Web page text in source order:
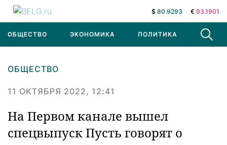
$ 80.9293 € 93.1901
ОБЩЕСТВО ЭКОНОМИКА ПОЛИТИКА В МИРЕ
ОБЩЕСТВО
11 ОКТЯБРЯ 2022, 12:41
На Первом канале вышел
спецвыпуск Пусть говорят о